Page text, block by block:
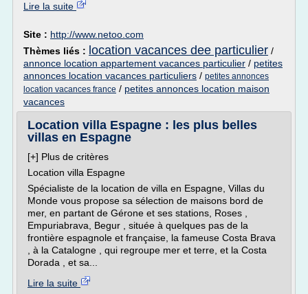
Lire la suite
Site : http://www.netoo.com
Thèmes liés : location vacances dee particulier /
annonce location appartement vacances particulier / petites
annonces location vacances particuliers / petites annonces
location vacances france / petites annonces location maison
vacances
Location villa Espagne : les plus belles
villas en Espagne
[+] Plus de critères
Location villa Espagne
Spécialiste de la location de villa en Espagne, Villas du
Monde vous propose sa sélection de maisons bord de
mer, en partant de Gérone et ses stations, Roses ,
Empuriabrava, Begur , située à quelques pas de la
frontière espagnole et française, la fameuse Costa Brava
, à la Catalogne , qui regroupe mer et terre, et la Costa
Dorada , et sa...
Lire la suite